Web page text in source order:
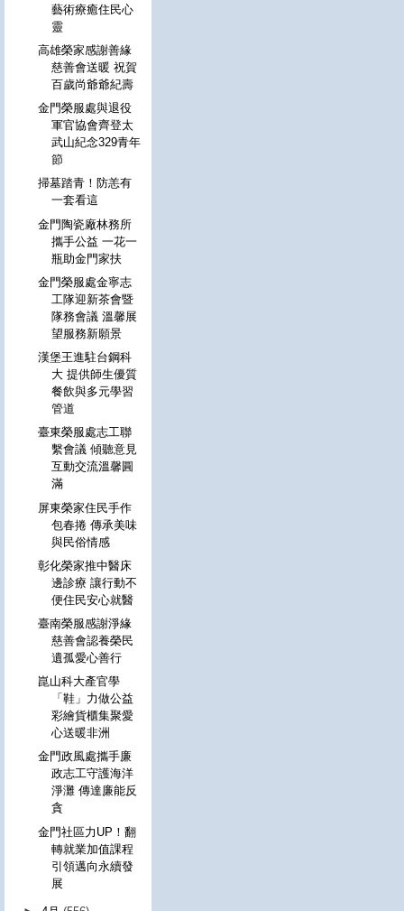
藝術療癒住民心
靈
高雄榮家感謝善緣
慈善會送暖 祝賀
百歲尚爺爺紀壽
金門榮服處與退役
軍官協會齊登太
武山紀念329青年
節
掃墓踏青！防恙有
一套看這
金門陶瓷廠林務所
攜手公益 一花一
瓶助金門家扶
金門榮服處金寧志
工隊迎新茶會暨
隊務會議 溫馨展
望服務新願景
漢堡王進駐台鋼科
大 提供師生優質
餐飲與多元學習
管道
臺東榮服處志工聯
繫會議 傾聽意見
互動交流溫馨圓
滿
屏東榮家住民手作
包春捲 傳承美味
與民俗情感
彰化榮家推中醫床
邊診療 讓行動不
便住民安心就醫
臺南榮服感謝淨緣
慈善會認養榮民
遺孤愛心善行
崑山科大產官學
「鞋」力做公益
彩繪貨櫃集聚愛
心送暖非洲
金門政風處攜手廉
政志工守護海洋
淨灘 傳達廉能反
貪
金門社區力UP！翻
轉就業加值課程
引領邁向永續發
展